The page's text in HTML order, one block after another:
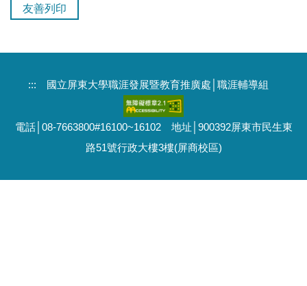
友善列印
::: 國立屏東大學職涯發展暨教育推廣處│職涯輔導組
電話│08-7663800#16100~16102 地址│900392屏東市民生東
路51號行政大樓3樓(屏商校區)